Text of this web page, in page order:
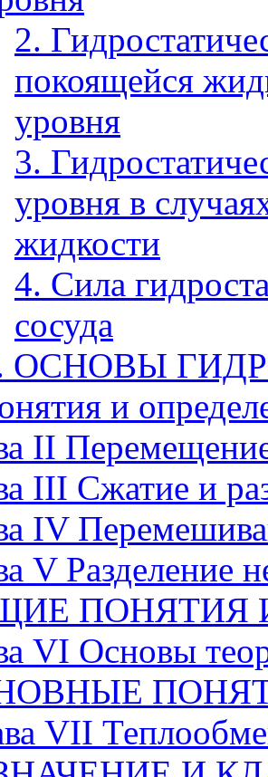
2.
покоящейся
уровня
3.
уровня в
жидкости
4. Сила
сосуда
ОСНОВЫ
и
II
III Сжатие и
IV
V Разделение
ПОНЯТИЯ
VI Основы
VII